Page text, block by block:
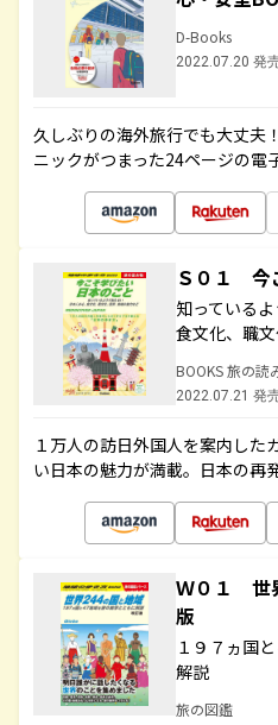
D-Books
2022.07.20 発
久しぶりの海外旅行でも大丈夫
ニックがつまった24ページの電
Ｓ０１ 今
知っている
食文化、職
BOOKS 旅の読
2022.07.21 発
１万人の訪日外国人を案内した
い日本の魅力が満載。日本の再
Ｗ０１ 世
版
１９７ヵ国
解説
旅の図鑑